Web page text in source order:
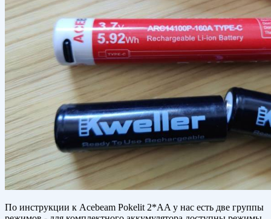
По инструкции к Acebeam Pokelit 2*AA у нас есть две группы